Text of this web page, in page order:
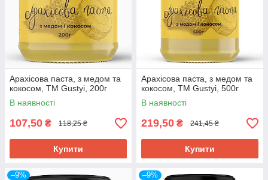
Арахісова паста, з медом та
кокосом, ТМ Gustyi, 200г
В наявності
107,50 ₴ 118,25 ₴
Купити
Арахісова паста, з медом та
кокосом, ТМ Gustyi, 500г
В наявності
219,50 ₴ 241,45 ₴
Купити
–9% –9%